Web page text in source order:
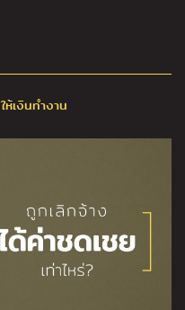
ให้เงินทำงาน